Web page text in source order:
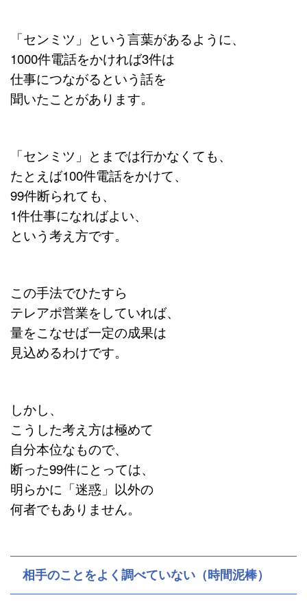
「センミツ」という言葉があるように、
1000件電話をかければ3件は
仕事につながるという話を
聞いたことがあります。
「センミツ」とまでは行かなくても、
たとえば100件電話をかけて、
99件断られても、
1件仕事になればよい、
という考え方です。
この手法でひたすら
テレアポ営業をしていれば、
量をこなせば一定の成果は
見込めるわけです。
しかし、
こうした考え方は極めて
自分本位なもので、
断った99件にとっては、
明らかに「迷惑」以外の
何者でもありません。
相手のことをよく調べていない（時間泥棒）